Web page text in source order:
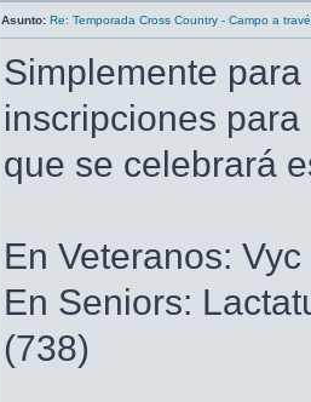
Asunto: Re: Temporada Cross Country - Campo a
Simplemente
inscripciones
que se celebrará
En Veteranos:
En Seniors:
(738)